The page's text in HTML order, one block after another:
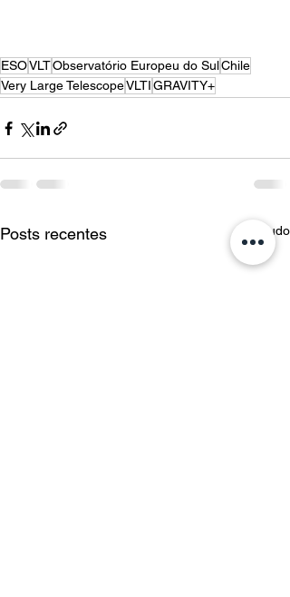
ESOVLTObservatório Europeu do SulChile
Very Large TelescopeVLTIGRAVITY+
Posts recentes Ver tudo